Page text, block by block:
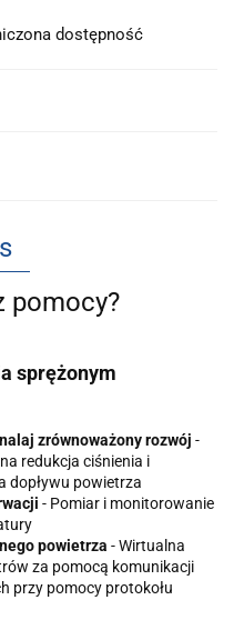
dostępność
pomocy?
sprężonym
zrównoważony rozwój -
redukcja ciśnienia i
dopływu powietrza
- Pomiar i monitorowanie
powietrza - Wirtualna
za pomocą komunikacji
przy pomocy protokołu